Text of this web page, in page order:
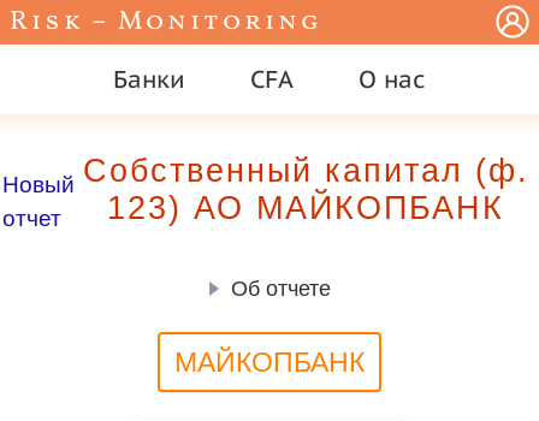
Risk – Monitoring
Банки CFA О нас
Новый
отчет
Собственный капитал (ф.
123) АО МАЙКОПБАНК
Об отчете
МАЙКОПБАНК